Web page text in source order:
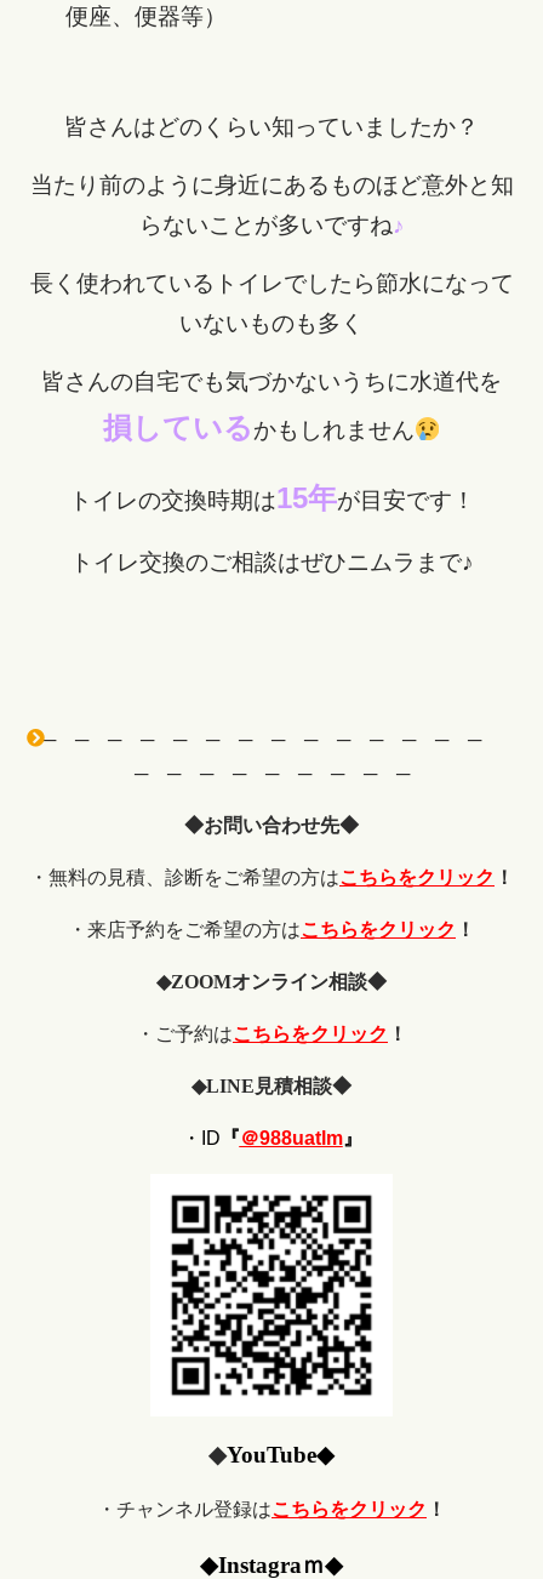
皆さんはどのくらい知っていましたか？
当たり前のように身近にあるものほど意外と知
らないことが多いですね♪
長く使われているトイレでしたら節水になって
いないものも多く
皆さんの自宅でも気づかないうちに水道代を
損しているかもしれません
トイレの交換時期は15年が目安です！
トイレ交換のご相談はぜひニムラまで♪
─ ─ ─ ─ ─ ─ ─ ─ ─ ─ ─ ─ ─ ─
─ ─ ─ ─ ─ ─ ─ ─ ─
◆お問い合わせ先◆
・無料の見積、診断をご希望の方はこちらをクリック ！
・来店予約をご希望の方はこちらをクリック ！
◆ZOOMオンライン相談◆
・ご予約はこちらをクリック ！
◆LINE 見積相談◆
・ID 『＠988uatlm』
◆YouTube◆
・チャンネル登録はこちらをクリック ！
◆Instagraｍ◆